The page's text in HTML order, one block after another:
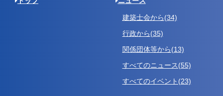
建築士会から(34)
行政から(35)
関係団体等から(13)
すべてのニュース(55)
すべてのイベント(23)